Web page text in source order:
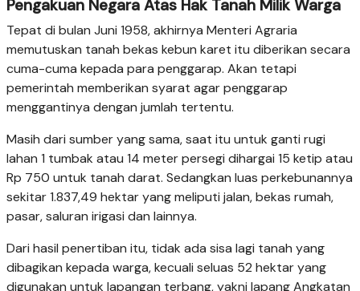
Pengakuan Negara Atas Hak Tanah Milik Warga
Tepat di bulan Juni 1958, akhirnya Menteri Agraria
memutuskan tanah bekas kebun karet itu diberikan secara
cuma-cuma kepada para penggarap. Akan tetapi
pemerintah memberikan syarat agar penggarap
menggantinya dengan jumlah tertentu.
Masih dari sumber yang sama, saat itu untuk ganti rugi
lahan 1 tumbak atau 14 meter persegi dihargai 15 ketip atau
Rp 750 untuk tanah darat. Sedangkan luas perkebunannya
sekitar 1.837,49 hektar yang meliputi jalan, bekas rumah,
pasar, saluran irigasi dan lainnya.
Dari hasil penertiban itu, tidak ada sisa lagi tanah yang
dibagikan kepada warga, kecuali seluas 52 hektar yang
digunakan untuk lapangan terbang, yakni lapang Angkatan